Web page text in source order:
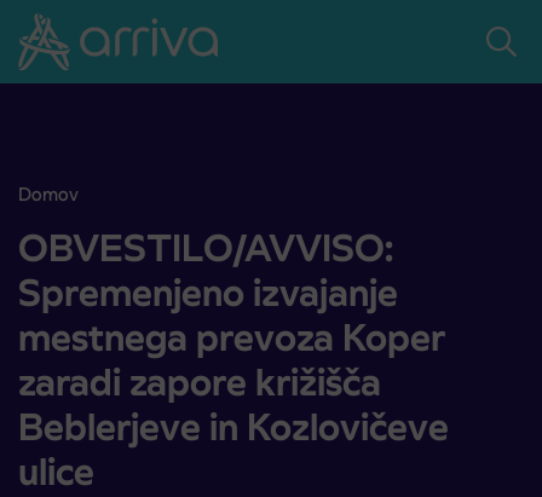
Skoči na vsebino
Domov
OBVESTILO/AVVISO: Spremenjeno izvajanje mestnega prevoza
OBVESTILO/AVVISO:
Spremenjeno izvajanje
mestnega prevoza Koper
zaradi zapore križišča
Beblerjeve in Kozlovičeve
ulice